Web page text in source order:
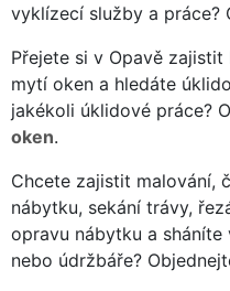
vyklízecí služby a práce?
Přejete si v Opavě
mytí oken a hledáte
jakékoli úklidové práce?
oken.
Chcete zajistit malování,
nábytku, sekání trávy,
opravu nábytku a sháníte
nebo údržbáře?